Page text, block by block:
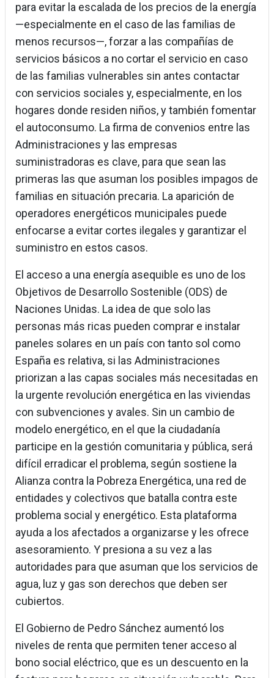
para evitar la escalada de los precios de la energía
—especialmente en el caso de las familias de
menos recursos—, forzar a las compañías de
servicios básicos a no cortar el servicio en caso
de las familias vulnerables sin antes contactar
con servicios sociales y, especialmente, en los
hogares donde residen niños, y también fomentar
el autoconsumo. La firma de convenios entre las
Administraciones y las empresas
suministradoras es clave, para que sean las
primeras las que asuman los posibles impagos de
familias en situación precaria. La aparición de
operadores energéticos municipales puede
enfocarse a evitar cortes ilegales y garantizar el
suministro en estos casos.
El acceso a una energía asequible es uno de los
Objetivos de Desarrollo Sostenible (ODS) de
Naciones Unidas. La idea de que solo las
personas más ricas pueden comprar e instalar
paneles solares en un país con tanto sol como
España es relativa, si las Administraciones
priorizan a las capas sociales más necesitadas en
la urgente revolución energética en las viviendas
con subvenciones y avales. Sin un cambio de
modelo energético, en el que la ciudadanía
participe en la gestión comunitaria y pública, será
difícil erradicar el problema, según sostiene la
Alianza contra la Pobreza Energética, una red de
entidades y colectivos que batalla contra este
problema social y energético. Esta plataforma
ayuda a los afectados a organizarse y les ofrece
asesoramiento. Y presiona a su vez a las
autoridades para que asuman que los servicios de
agua, luz y gas son derechos que deben ser
cubiertos.
El Gobierno de Pedro Sánchez aumentó los
niveles de renta que permiten tener acceso al
bono social eléctrico, que es un descuento en la